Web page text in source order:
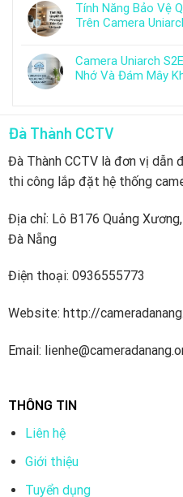
Tính Năng Bảo Vệ
Trên Camera
Camera Uniarch
Nhớ Và Đám Mây
Đà Thành CCTV
Đà Thành CCTV là đơn vị dẫn
thi công lắp đặt hệ thống
Địa chỉ: Lô B176 Quảng
Đà Nẵng
Điện thoại: 0936555773
Website: http://
Email:
THÔNG TIN
Liên hệ
Giới thiệu
Tuyển dụng